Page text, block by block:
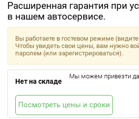
Расширенная гарантия при
в нашем автосервисе.
Вы работаете в гостевом режиме
Чтобы увидеть свои цены, вам нужно
паролем (или зарегистрироваться).
Нет на складе
Мы можем привезти
Посмотреть цены и сроки